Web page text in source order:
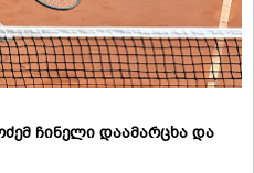
ჩინელი დაამარცხა და